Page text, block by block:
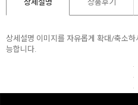
상세설명 상품후기
상세설명 이미지를 자유롭게 확대/축소하
능합니다.